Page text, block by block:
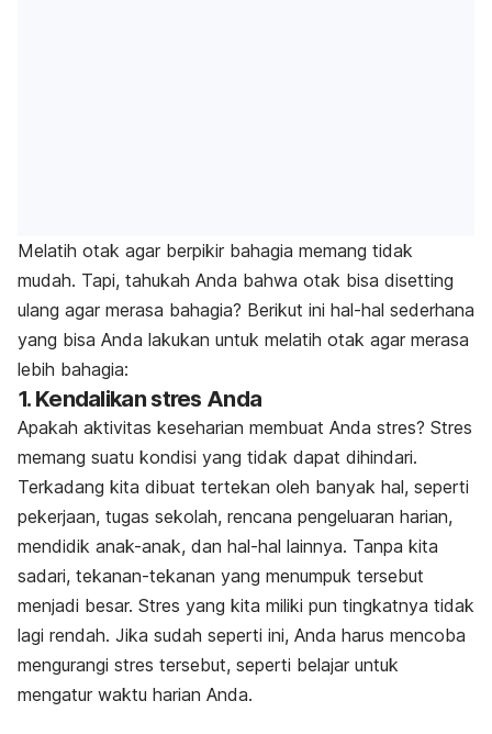
Melatih otak agar berpikir bahagia memang tidak
mudah. Tapi, tahukah Anda bahwa otak bisa disetting
ulang agar merasa bahagia? Berikut ini hal-hal sederhana
yang bisa Anda lakukan untuk melatih otak agar merasa
lebih bahagia:
1. Kendalikan stres Anda
Apakah aktivitas keseharian membuat Anda stres? Stres
memang suatu kondisi yang tidak dapat dihindari.
Terkadang kita dibuat tertekan oleh banyak hal, seperti
pekerjaan, tugas sekolah, rencana pengeluaran harian,
mendidik anak-anak, dan hal-hal lainnya. Tanpa kita
sadari, tekanan-tekanan yang menumpuk tersebut
menjadi besar. Stres yang kita miliki pun tingkatnya tidak
lagi rendah. Jika sudah seperti ini, Anda harus mencoba
mengurangi stres tersebut, seperti belajar untuk
mengatur waktu harian Anda.